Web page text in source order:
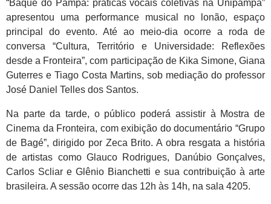
“Baque do Pampa: práticas vocais coletivas na Unipampa”
apresentou uma performance musical no lonão, espaço
principal do evento. Até ao meio-dia ocorre a roda de
conversa “Cultura, Território e Universidade: Reflexões
desde a Fronteira”, com participação de Kika Simone, Giana
Guterres e Tiago Costa Martins, sob mediação do professor
José Daniel Telles dos Santos.
Na parte da tarde, o público poderá assistir à Mostra de
Cinema da Fronteira, com exibição do documentário “Grupo
de Bagé”, dirigido por Zeca Brito. A obra resgata a história
de artistas como Glauco Rodrigues, Danúbio Gonçalves,
Carlos Scliar e Glênio Bianchetti e sua contribuição à arte
brasileira. A sessão ocorre das 12h às 14h, na sala 4205.